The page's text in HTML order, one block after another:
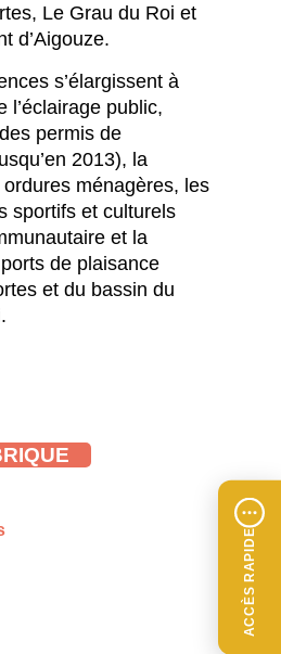
ACCÈS RAPIDE
Le Grau du Roi et
d’Aigouze.
s’élargissent à
l’éclairage public,
permis de
2013), la
ménagères, les
sportifs et culturels
et la
de plaisance
et du bassin du